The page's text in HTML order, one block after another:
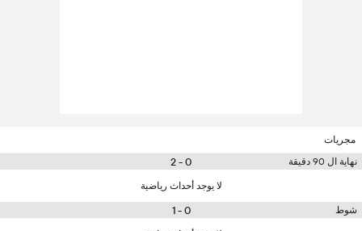
مجريات
نهاية ال 90 دقيقة
0 - 2
لا يوجد أحداث رياضية
شوط 0 - 1